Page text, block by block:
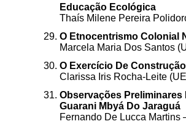
Educação Ecológica
Thaís Milene Pereira
O Etnocentrismo Colonial
Marcela Maria Dos Santos
O Exercício De
Clarissa Iris Rocha-Leite
Observações Preliminares
Guarani Mbyá Do Jaraguá
Fernando De Lucca Martins